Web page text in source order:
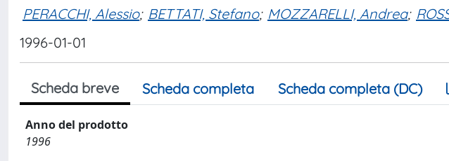
PERACCHI, Alessio; BETTATI, Stefano; MOZZARELLI, Andrea;
1996-01-01
Scheda breve Scheda completa Scheda completa (DC)
Anno del prodotto
1996